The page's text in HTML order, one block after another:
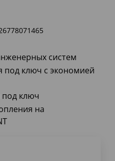
систем
ключ с экономией
ключ
на